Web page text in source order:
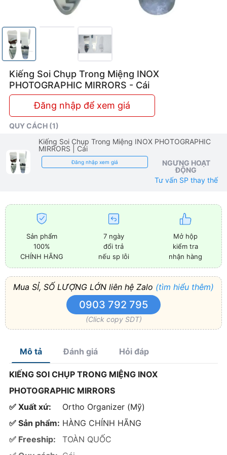
Kiếng Soi Chụp Trong Miệng INOX
PHOTOGRAPHIC MIRRORS - Cái
Đăng nhập để xem giá
QUY CÁCH (1)
Kiếng Soi Chụp Trong Miệng INOX PHOTOGRAPHIC
MIRRORS
| Cái
Đăng nhập xem giá
NGƯNG HOẠT
ĐỘNG
Tư vấn SP thay thế
Sản phẩm
100%
CHÍNH HÃNG
7 ngày
đổi trả
nếu sp lỗi
Mở hộp
kiểm tra
nhận hàng
Mua SỈ, SỐ LƯỢNG LỚN liên hệ Zalo (tìm hiểu thêm)
0903 792 795
(Click copy SDT)
Mô tả Đánh giá Hỏi đáp
KIẾNG SOI CHỤP TRONG MIỆNG INOX
PHOTOGRAPHIC MIRRORS
✅ Xuất xứ:
Ortho Organizer (Mỹ)
✅ Sản phẩm: HÀNG CHÍNH HÃNG
✅ Freeship:
TOÀN QUỐC